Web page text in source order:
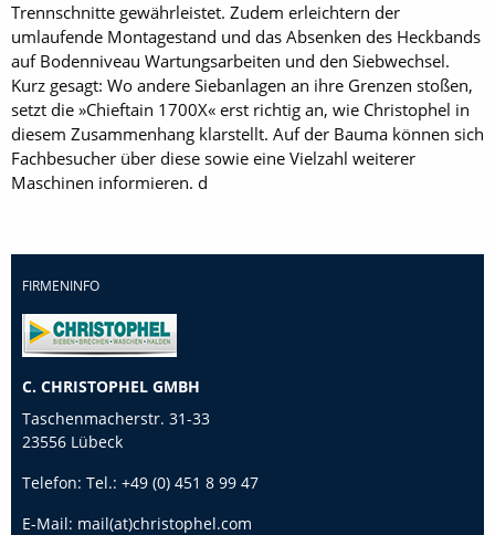
Trennschnitte gewährleistet. Zudem erleichtern der
umlaufende Montagestand und das Absenken des Heckbands
auf Bodenniveau Wartungsarbeiten und den Siebwechsel.
Kurz gesagt: Wo andere Siebanlagen an ihre Grenzen stoßen,
setzt die »Chieftain 1700X« erst richtig an, wie Christophel in
diesem Zusammenhang klarstellt. Auf der Bauma können sich
Fachbesucher über diese sowie eine Vielzahl weiterer
Maschinen informieren. d
FIRMENINFO
C. CHRISTOPHEL GMBH
Taschenmacherstr. 31-33
23556 Lübeck
Telefon: Tel.: +49 (0) 451 8 99 47
E-Mail: mail(at)christophel.com